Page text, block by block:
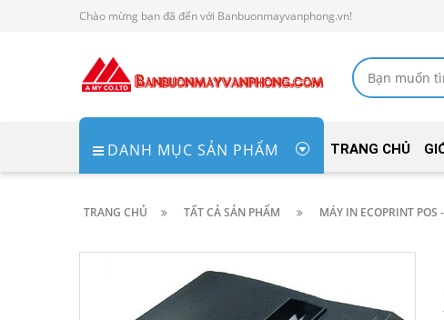
Chào mừng bạn đã đến với Banbuonmayvanphong.vn!
DANH MỤC SẢN PHẨM TRANG CHỦ
TRANG CHỦ TẤT CẢ SẢN PHẨM MÁY IN ECOPRINT POS